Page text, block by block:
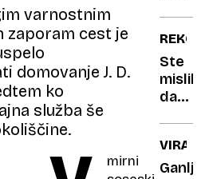
varnostnim
zaporam cest je
domovanje J. D.
ko
služba še
mirni
simbol,
zdaj
in
Ste
mislili,
da
V
Ganljiv